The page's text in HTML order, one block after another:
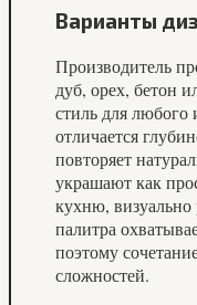
Варианты
Производитель
дуб, орех, бетон
стиль для любого
отличается
повторяет
украшают как
кухню, визуально
палитра
поэтому
сложностей.